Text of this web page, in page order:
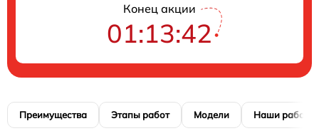
Конец акции
01:13:41
Преимущества Этапы работ Модели Наши работы